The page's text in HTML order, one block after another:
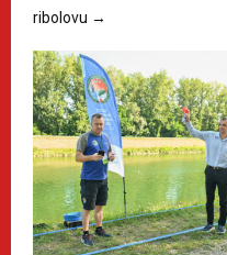
ribolovu →